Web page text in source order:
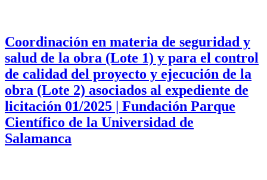
Coordinación en materia de seguridad y
salud de la obra (Lote 1) y para el control
de calidad del proyecto y ejecución de la
obra (Lote 2) asociados al expediente de
licitación 01/2025 | Fundación Parque
Científico de la Universidad de
Salamanca